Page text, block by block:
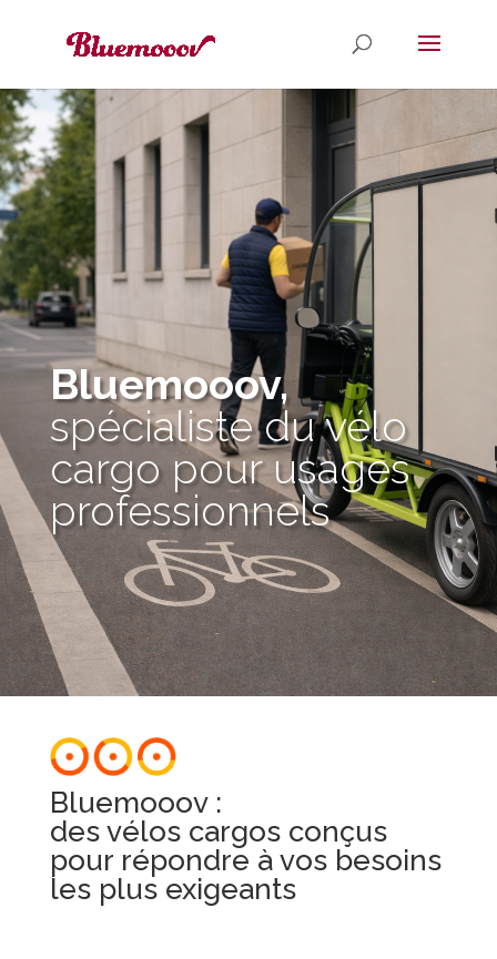
Bluemooov,
spécialiste du vélo
cargo pour usages
professionnels
Bluemooov :
des vélos cargos conçus
pour répondre à vos besoins
les plus exigeants